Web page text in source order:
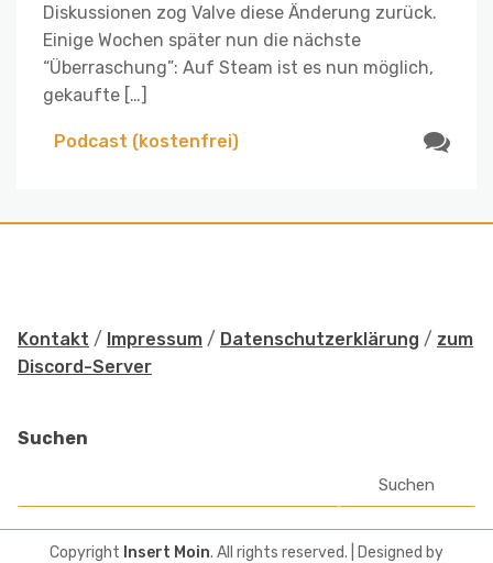
Diskussionen zog Valve diese Änderung zurück.
Einige Wochen später nun die nächste
“Überraschung”: Auf Steam ist es nun möglich,
gekaufte […]
Podcast (kostenfrei)
Kontakt / Impressum / Datenschutzerklärung / zum
Discord-Server
Suchen
Suchen
Copyright Insert Moin. All rights reserved. | Designed by